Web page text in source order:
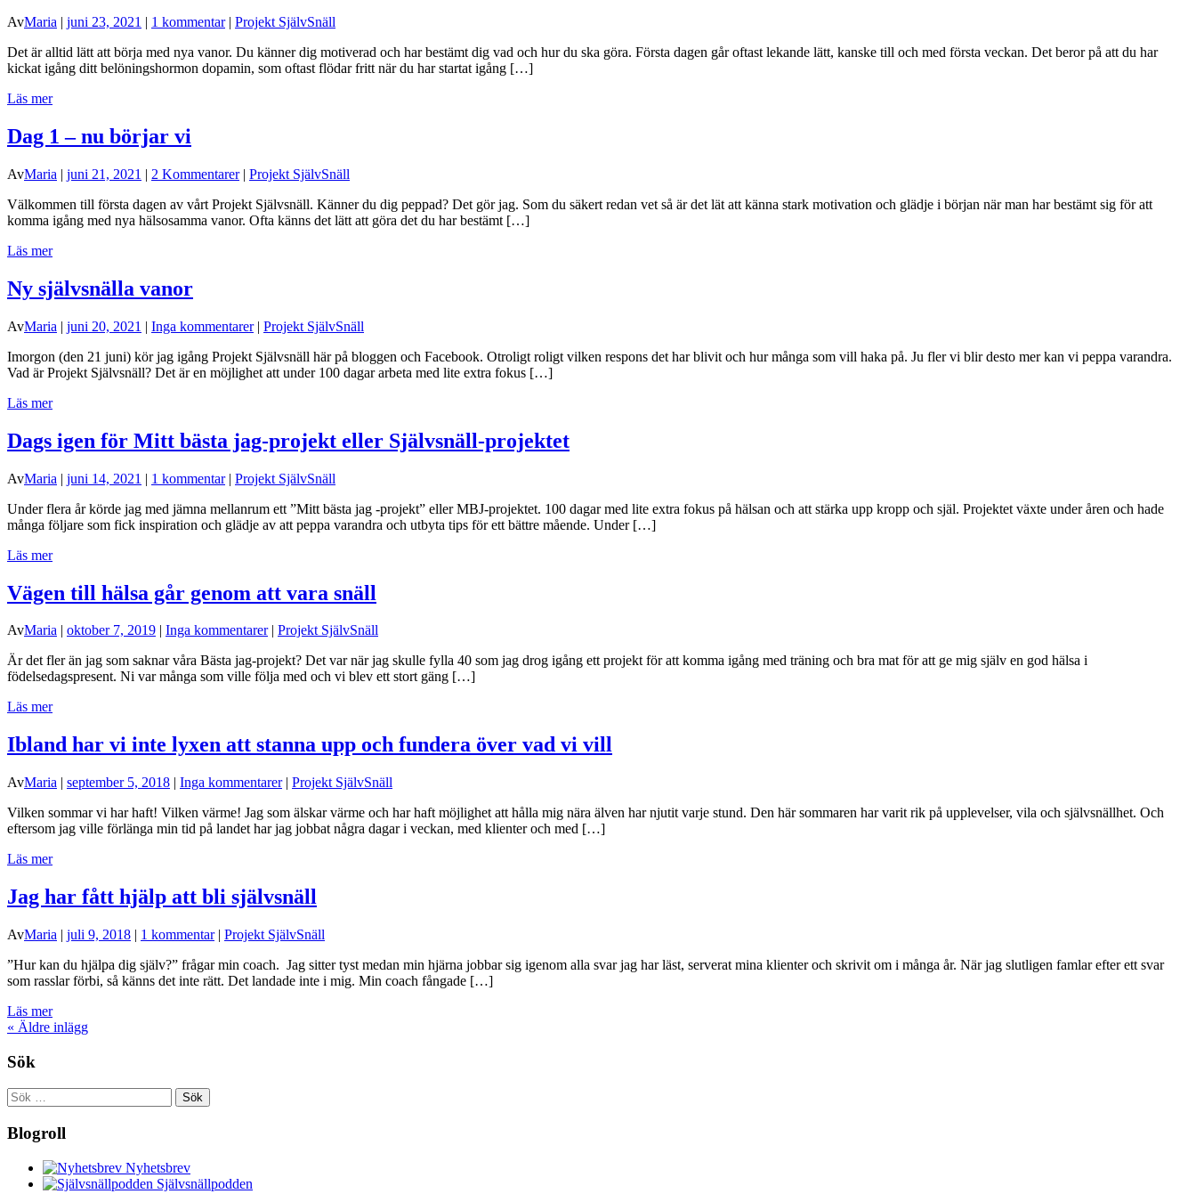
AvMaria | juni 23, 2021 | 1 kommentar| Projekt SjälvSnäll
Det är alltid lätt att börja med nya vanor. Du känner dig motiverad och har bestämt dig vad och hur du ska göra. Första dagen går oftast lekande lätt, kanske till och med första veckan. Det beror på att du har
kickat igång ditt belöningshormon dopamin, som oftast flödar fritt när du har startat igång […]
Läs mer
Dag 1 – nu börjar vi
AvMaria | juni 21, 2021 | 2 Kommentarer| Projekt SjälvSnäll
Välkommen till första dagen av vårt Projekt Självsnäll. Känner du dig peppad? Det gör jag. Som du säkert redan vet så är det lät att känna stark motivation och glädje i början när man har bestämt sig för att
komma igång med nya hälsosamma vanor. Ofta känns det lätt att göra det du har bestämt […]
Läs mer
Ny självsnälla vanor
AvMaria | juni 20, 2021 | Inga kommentarer| Projekt SjälvSnäll
Imorgon (den 21 juni) kör jag igång Projekt Självsnäll här på bloggen och Facebook. Otroligt roligt vilken respons det har blivit och hur många som vill haka på. Ju fler vi blir desto mer kan vi peppa varandra.
Vad är Projekt Självsnäll? Det är en möjlighet att under 100 dagar arbeta med lite extra fokus […]
Läs mer
Dags igen för Mitt bästa jag-projekt eller Självsnäll-projektet
AvMaria | juni 14, 2021 | 1 kommentar| Projekt SjälvSnäll
Under flera år körde jag med jämna mellanrum ett ”Mitt bästa jag -projekt” eller MBJ-projektet. 100 dagar med lite extra fokus på hälsan och att stärka upp kropp och själ. Projektet växte under åren och hade
många följare som fick inspiration och glädje av att peppa varandra och utbyta tips för ett bättre mående. Under […]
Läs mer
Vägen till hälsa går genom att vara snäll
AvMaria | oktober 7, 2019 | Inga kommentarer| Projekt SjälvSnäll
Är det fler än jag som saknar våra Bästa jag-projekt? Det var när jag skulle fylla 40 som jag drog igång ett projekt för att komma igång med träning och bra mat för att ge mig själv en god hälsa i
födelsedagspresent. Ni var många som ville följa med och vi blev ett stort gäng […]
Läs mer
Ibland har vi inte lyxen att stanna upp och fundera över vad vi vill
AvMaria | september 5, 2018 | Inga kommentarer| Projekt SjälvSnäll
Vilken sommar vi har haft! Vilken värme! Jag som älskar värme och har haft möjlighet att hålla mig nära älven har njutit varje stund. Den här sommaren har varit rik på upplevelser, vila och självsnällhet. Och
eftersom jag ville förlänga min tid på landet har jag jobbat några dagar i veckan, med klienter och med […]
Läs mer
Jag har fått hjälp att bli självsnäll
AvMaria | juli 9, 2018 | 1 kommentar| Projekt SjälvSnäll
”Hur kan du hjälpa dig själv?” frågar min coach. Jag sitter tyst medan min hjärna jobbar sig igenom alla svar jag har läst, serverat mina klienter och skrivit om i många år. När jag slutligen famlar efter ett svar
som rasslar förbi, så känns det inte rätt. Det landade inte i mig. Min coach fångade […]
Läs mer
« Äldre inlägg
Sök
Sök
efter:
Blogroll
Nyhetsbrev
Självsnällpodden